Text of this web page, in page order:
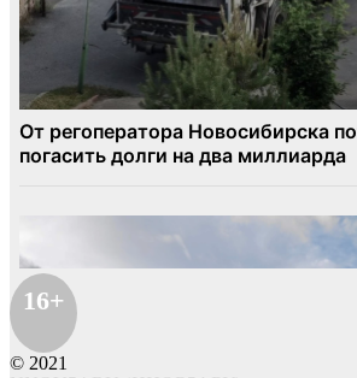
16+
© 2021